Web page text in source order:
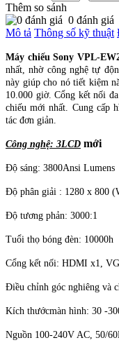
Thêm so sánh
0 đánh giá
Mô tả Thông số kỹ thuật
Máy chiếu Sony VPL-
nhất, nhờ công nghệ tự
này giúp cho nó tiết kiệm
10.000 giờ. Cổng kết nối
chiếu mới nhất. Cung cấp
tác đơn giản.
Công nghệ: 3LCD mới
Độ sáng: 3800Ansi Lumens
Độ phân giải : 1280 x 800
Độ tương phản: 3000:1
Tuổi thọ bóng đèn: 10000h
Cổng kết nối: HDMI x1,
Điều chỉnh góc nghiêng và
Kích thướcmàn hình: 30 -
Nguồn 100-240V AC, 50/